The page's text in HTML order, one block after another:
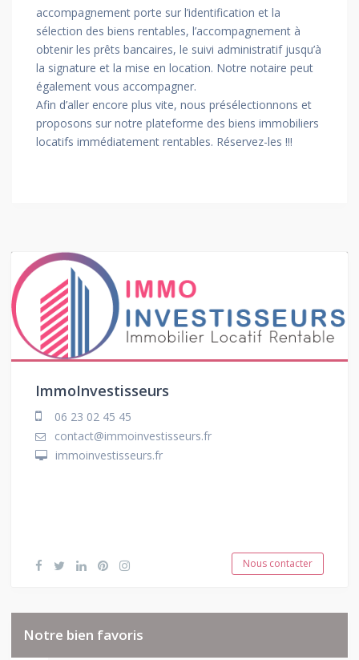
accompagnement porte sur l’identification et la
sélection des biens rentables, l’accompagnement à
obtenir les prêts bancaires, le suivi administratif jusqu’à
la signature et la mise en location. Notre notaire peut
également vous accompagner.
Afin d’aller encore plus vite, nous présélectionnons et
proposons sur notre plateforme des biens immobiliers
locatifs immédiatement rentables. Réservez-les !!!
ImmoInvestisseurs
06 23 02 45 45
contact@immoinvestisseurs.fr
immoinvestisseurs.fr
Nous contacter
Notre bien favoris